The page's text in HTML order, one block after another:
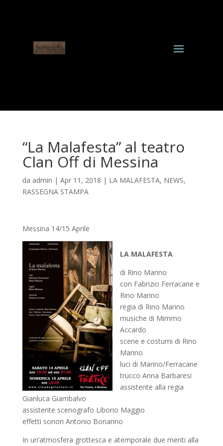
“La Malafesta” al teatro
Clan Off di Messina
da admin | Apr 11, 2018 | LA MALAFESTA, NEWS,
RASSEGNA STAMPA
Messina 14/15 Aprile
LA MALAFESTA
di Rino Marino
con Fabrizio Ferracane e
Rino Marino
regia di Rino Marino
musiche di Mimmo
Accardo
scene e costumi di Rino
Marino
luci di Marino/Ferracane
trucco Anna Barbaresi
assistente alla regia
Gianluca Giambalvo
assistente scenografo Liborio Maggio
effetti sonori Antonio Bonanno
In un’atmosfera grottesca e atemporale due menti alla